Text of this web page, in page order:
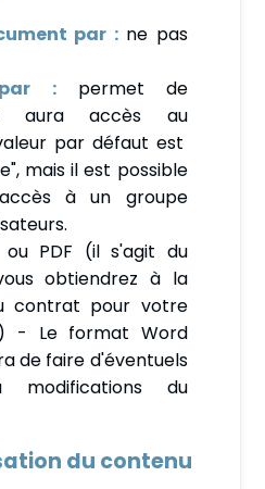
par :ne pas
par :permet de
aura accès au
par défaut est
mais il est possible
à un groupe
PDF (il s'agit du
obtiendrez à la
contrat pour votre
- Le format Word
de faire d'éventuels
modifications du
du contenu